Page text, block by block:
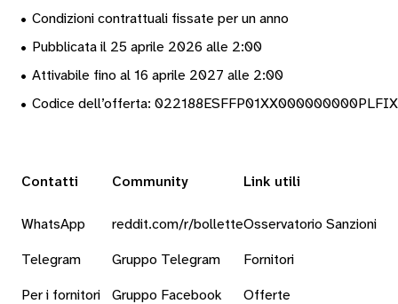
• Condizioni contrattuali fissate per un anno
• Pubblicata il 25 aprile 2026 alle 2:00
• Attivabile fino al 16 aprile 2027 alle 2:00
• Codice dell’offerta:
Contatti
WhatsApp
Telegram
Per i fornitori
Community
reddit.com/r/bollette
Gruppo Telegram
Gruppo Facebook
Link utili
Osservatorio Sanzioni
Fornitori
Offerte